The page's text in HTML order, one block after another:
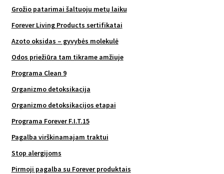
Grožio patarimai šaltuoju metų laiku
Forever Living Products sertifikatai
Azoto oksidas – gyvybės molekulė
Odos priežiūra tam tikrame amžiuje
Programa Clean 9
Organizmo detoksikacija
Organizmo detoksikacijos etapai
Programa Forever F.I.T.15
Pagalba virškinamajam traktui
Stop alergijoms
Pirmoji pagalba su Forever produktais